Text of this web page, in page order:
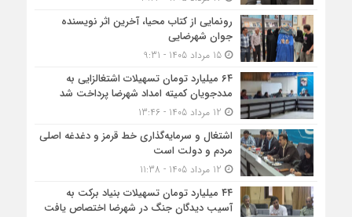
رونمایی از کتاب محیا، آخرین اثر نویسنده
جوان شهرضایی
15 مرداد 1405 - 9:31
۶۴ میلیارد تومان تسهیلات اشتغالزایی به
مددجویان کمیته امداد شهرضا پرداخت شد
اشتغال و سرمایه‌گذاری خط قرمز و دغدغه اصلی
مردم و دولت است
۴۴ میلیارد تومان تسهیلات بنیاد برکت به
آسیب دیدگان جنگ در شهرضا اختصاص یافت